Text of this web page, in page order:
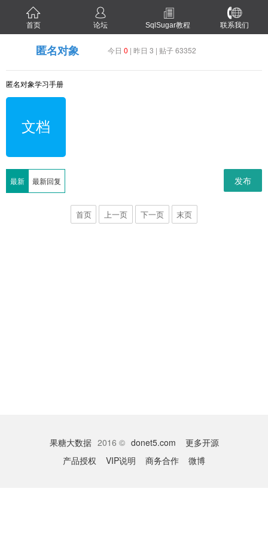
首页 论坛 SqlSugar教程 联系我们
匿名对象 今日 0 | 昨日 3 | 贴子 63352
匿名对象学习手册
文档
最新 最新回复 发布
首页 上一页 下一页 末页
果糖大数据 2016 © donet5.com
更多开源
产品授权
VIP说明 商务合作 微博